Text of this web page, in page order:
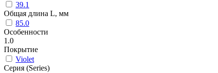
39.1
Общая длина L, мм
85.0
Особенности
1.0
Покрытие
Violet
Серия (Series)